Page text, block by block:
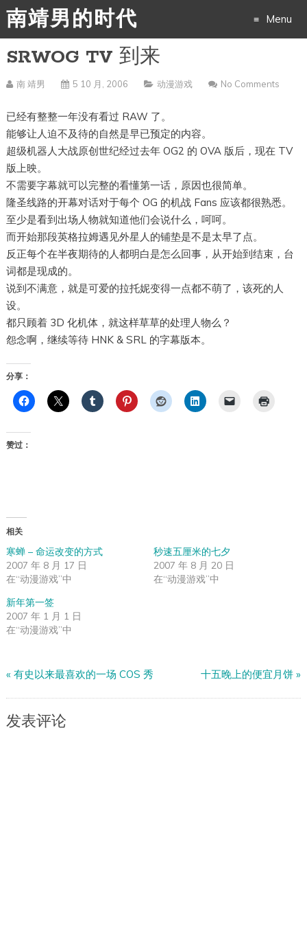
南靖男的时代 Menu
to
SRWOG TV 到来
南 靖男 5 10 月, 2006 动漫游戏 No Comments
已经有整整一年没有看过 RAW 了。
能够让人迫不及待的自然是早已预定的内容。
超级机器人大战原创世纪经过去年 OG2 的 OVA 版后，现在 TV
版上映。
不需要字幕就可以完整的看懂第一话，原因也很简单。
隆圣线路的开幕对话对于每个 OG 的机战 Fans 应该都很熟悉。
至少是看到出场人物就知道他们会说什么，呵呵。
而开始那段英格拉姆遇见外星人的铺垫是不是太早了点。
反正每个在半夜期待的人都明白是怎么回事，从开始到结束，台
词都是现成的。
说到不满意，就是可爱的拉托妮变得一点都不萌了，该死的人
设。
都只顾着 3D 化机体，就这样草草的处理人物么？
怨念啊，继续等待 HNK & SRL 的字幕版本。
分享：
赞过：
相关
寒蝉 – 命运改变的方式
2007 年 8 月 17 日
在“动漫游戏”中
秒速五厘米的七夕
2007 年 8 月 20 日
在“动漫游戏”中
新年第一签
2007 年 1 月 1 日
在“动漫游戏”中
« 有史以来最喜欢的一场 COS 秀 十五晚上的便宜月饼 »
发表评论